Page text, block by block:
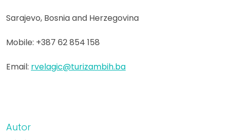
Sarajevo, Bosnia and Herzegovina
Mobile: +387 62 854 158
Email: rvelagic@turizambih.ba
Autor